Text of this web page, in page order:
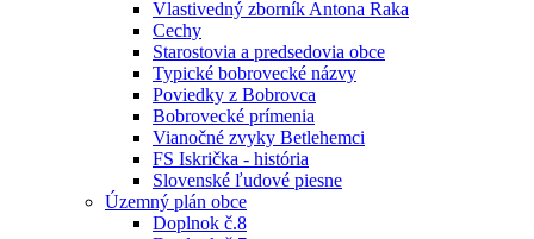
Vlastivedný zborník Antona Raka
Cechy
Starostovia a predsedovia obce
Typické bobrovecké názvy
Poviedky z Bobrovca
Bobrovecké prímenia
Vianočné zvyky Betlehemci
FS Iskrička - história
Slovenské ľudové piesne
Územný plán obce
Doplnok č.8